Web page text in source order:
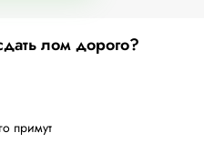
лом дорого?
примут